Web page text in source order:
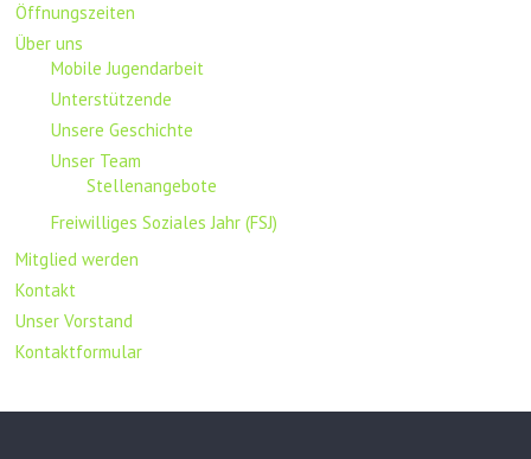
Öffnungszeiten
Über uns
Mobile Jugendarbeit
Unterstützende
Unsere Geschichte
Unser Team
Stellenangebote
Freiwilliges Soziales Jahr (FSJ)
Mitglied werden
Kontakt
Unser Vorstand
Kontaktformular